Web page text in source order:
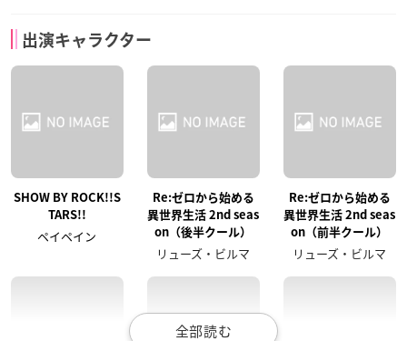
出演キャラクター
SHOW BY ROCK!!S
TARS!!
ペイペイン
Re:ゼロから始める
異世界生活 2nd seas
on（後半クール）
リューズ・ビルマ
Re:ゼロから始める
異世界生活 2nd seas
on（前半クール）
リューズ・ビルマ